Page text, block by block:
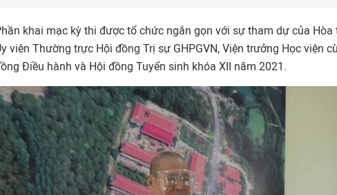
khai mạc kỳ thi được tổ chức ngắn gọn với sự tham dự của Hòa
viên Thường trực Hội đồng Trị sự GHPGVN, Viện trưởng Học viện
Điều hành và Hội đồng Tuyển sinh khóa XII năm 2021.